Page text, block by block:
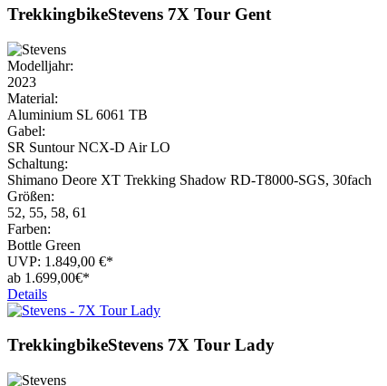
TrekkingbikeStevens 7X Tour Gent
Modelljahr:
2023
Material:
Aluminium SL 6061 TB
Gabel:
SR Suntour NCX-D Air LO
Schaltung:
Shimano Deore XT Trekking Shadow RD-T8000-SGS, 30fach
Größen:
52, 55, 58, 61
Farben:
Bottle Green
UVP: 1.849,00 €*
ab 1.699,00€*
Details
TrekkingbikeStevens 7X Tour Lady